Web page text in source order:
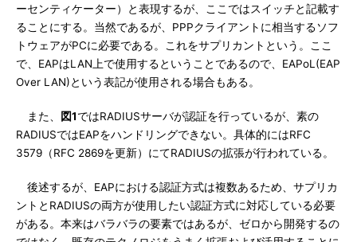
ーセンティケーター）と表現するが、ここではスイッチと記載す
ることにする。当然であるが、PPPクライアントに相当するソフ
トウェアがPCに必要である。これをサプリカントという。ここ
で、EAPはLAN上で使用するということであるので、EAPoL(EAP
Over LAN)という表記が使用される場合もある。
また、 図1ではRADIUSサーバが認証を行っているが、素の
RADIUSではEAPをハンドリングできない。具体的にはRFC
3579（RFC 2869を更新）にてRADIUSの拡張が行われている。
後述するが、EAPにおける認証方式は複数あるため、サプリカ
ントとRADIUSの両方が使用したい認証方式に対応している必要
がある。本来はバラバラの要素ではあるが、ゼロから開発するの